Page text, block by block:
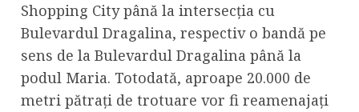
Shopping City până la intersecția cu
Bulevardul Dragalina, respectiv o bandă pe
sens de la Bulevardul Dragalina până la
podul Maria. Totodată, aproape 20.000 de
metri pătrați de trotuare vor fi reamenajați